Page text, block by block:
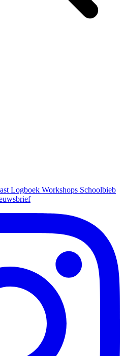
Logboek Workshops Schoolbieb